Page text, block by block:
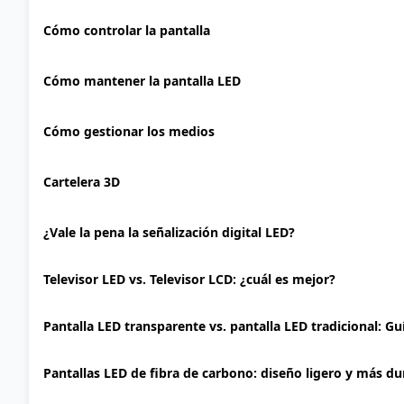
Cómo controlar la pantalla
Cómo mantener la pantalla LED
Cómo gestionar los medios
Cartelera 3D
¿Vale la pena la señalización digital LED?
Televisor LED vs. Televisor LCD: ¿cuál es mejor?
Pantalla LED transparente vs. pantalla LED tradicional:
Pantallas LED de fibra de carbono: diseño ligero y más